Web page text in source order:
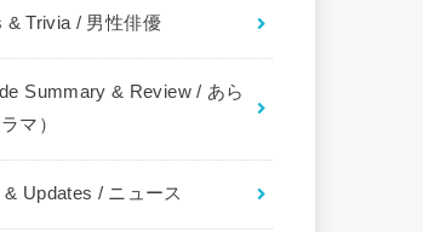
& Trivia / 男性俳優
Summary & Review / あら
マ）
Updates / ニュース